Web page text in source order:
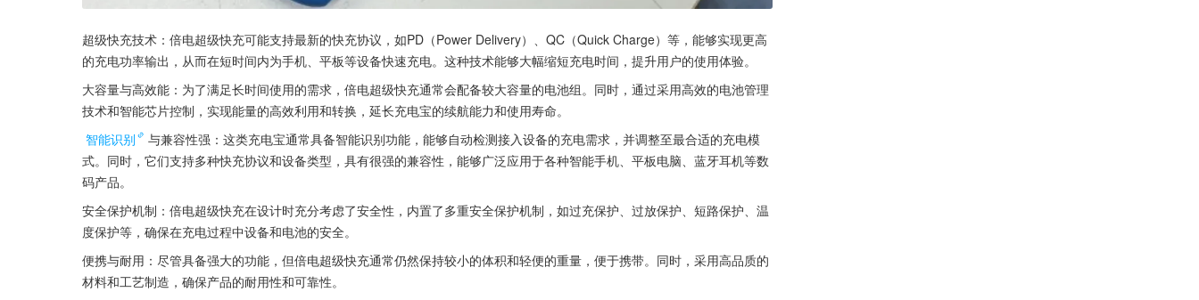
超级快充技术：倍电超级快充可能支持最新的快充协议，如PD（Power Delivery）、QC（Quick Charge）等，能够实现更高
的充电功率输出，从而在短时间内为手机、平板等设备快速充电。这种技术能够大幅缩短充电时间，提升用户的使用体验。
大容量与高效能：为了满足长时间使用的需求，倍电超级快充通常会配备较大容量的电池组。同时，通过采用高效的电池管理
技术和智能芯片控制，实现能量的高效利用和转换，延长充电宝的续航能力和使用寿命。
智能识别
与兼容性强：这类充电宝通常具备智能识别功能，能够自动检测接入设备的充电需求，并调整至最合适的充电模
式。同时，它们支持多种快充协议和设备类型，具有很强的兼容性，能够广泛应用于各种智能手机、平板电脑、蓝牙耳机等数
码产品。
安全保护机制：倍电超级快充在设计时充分考虑了安全性，内置了多重安全保护机制，如过充保护、过放保护、短路保护、温
度保护等，确保在充电过程中设备和电池的安全。
便携与耐用：尽管具备强大的功能，但倍电超级快充通常仍然保持较小的体积和轻便的重量，便于携带。同时，采用高品质的
材料和工艺制造，确保产品的耐用性和可靠性。